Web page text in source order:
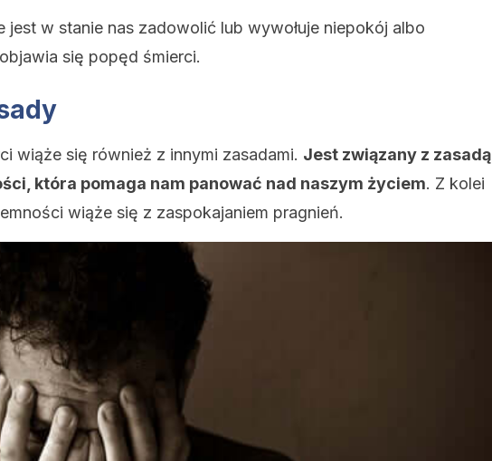
jest w stanie nas zadowolić lub wywołuje niepokój albo
się popęd śmierci.
wiąże się również z innymi zasadami. Jest związany z zasadą
która pomaga nam panować nad naszym życiem. Z kolei
wiąże się z zaspokajaniem pragnień.